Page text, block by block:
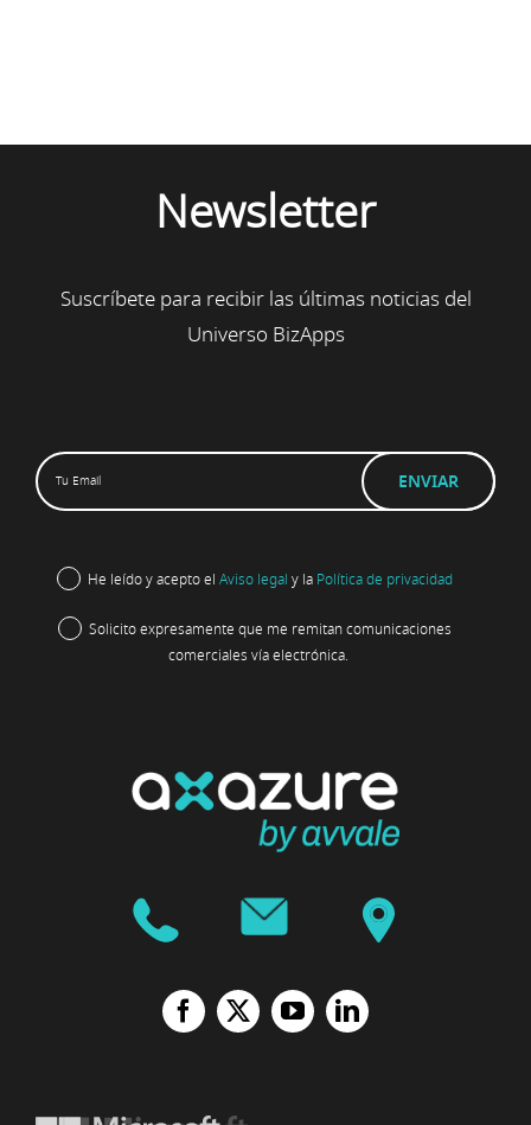
Newsletter
Suscríbete para recibir las últimas noticias del
Universo BizApps
He leído y acepto el Aviso legal y la Política de privacidad
Solicito expresamente que me remitan comunicaciones
comerciales vía electrónica.